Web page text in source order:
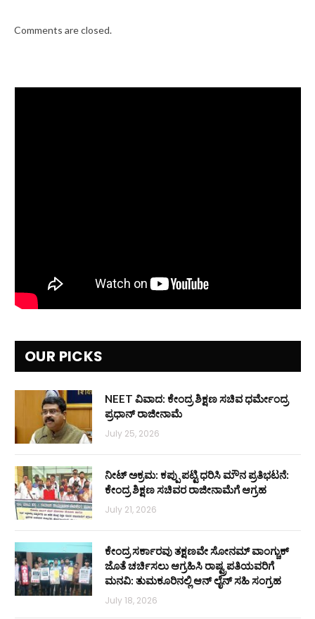
Comments are closed.
OUR PICKS
NEET ವಿವಾದ: ಕೇಂದ್ರ ಶಿಕ್ಷಣ ಸಚಿವ ಧರ್ಮೇಂದ್ರ
ಪ್ರಧಾನ್ ರಾಜೀನಾಮೆ
July 25, 2026
ನೀಟ್ ಅಕ್ರಮ: ಕಪ್ಪು ಪಟ್ಟಿ ಧರಿಸಿ ಮೌನ ಪ್ರತಿಭಟನೆ:
ಕೇಂದ್ರ ಶಿಕ್ಷಣ ಸಚಿವರ ರಾಜೀನಾಮೆಗೆ ಆಗ್ರಹ
July 21, 2026
ಕೇಂದ್ರ ಸರ್ಕಾರವು ತಕ್ಷಣವೇ ಸೋನಮ್ ವಾಂಗ್ಚುಕ್
ಜೊತೆ ಚರ್ಚಿಸಲು ಆಗ್ರಹಿಸಿ ರಾಷ್ಟ್ರಪತಿಯವರಿಗೆ
ಮನವಿ: ತುಮಕೂರಿನಲ್ಲಿ ಆನ್‌ ಲೈನ್ ಸಹಿ ಸಂಗ್ರಹ
July 18, 2026